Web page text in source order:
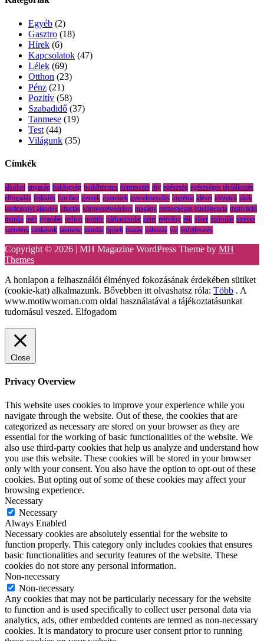
Egyéb (2)
Gasztro (18)
Hírek (6)
Kapcsolatok (47)
Lélek (69)
Otthon (23)
Pénz (21)
Pozitív (58)
Szabadidő (37)
Tanmese (19)
Test (44)
Világunk (35)
Címkék
alkohol anyaság boldogság buddhizmus depresszió diy egészség egészséges táplálkozás
elfogadás fejlődés fun fact gyerek gyerekek gyereknevelés higiénia idézet idézetek játék
karácsonyi ajándék kitartás környezetvédelem magány mesterséges intelligencia motiváció
munka méz nyaralás otthon pozitív párkapcsolat pénz rejtvény rák siker spórolás stressz
szerelem szokások tanmese tanulás tippek utazás változás víz önfejlesztés
Copyright © 2026 | MH Magazine WordPress Theme by MH
Themes
A honlapon a felhasználói élményed fokozásának érdekében sütiket
(cookie-kat) alkalmazunk. Bővebben itt olvashatsz róla: Több . A
www.motiwwoman.com oldal használatával a tájékoztatásunkat
tudomásul veszed. Elfogadom
Close
Privacy Overview
This website uses cookies to improve your experience while you
navigate through the website. Out of these, the cookies that are
categorized as necessary are stored on your browser as they are
essential for the working of basic functionalities of the website. We
also use third-party cookies that help us analyze and understand how
you use this website. These cookies will be stored in your browser
only with your consent. You also have the option to opt-out of these
cookies. But opting out of some of these cookies may affect your
browsing experience.
Necessary
Necessary
Always Enabled
Necessary cookies are absolutely essential for the website to
function properly. This category only includes cookies that ensures
basic functionalities and security features of the website. These
cookies do not store any personal information.
Non-necessary
Non-necessary
Any cookies that may not be particularly necessary for the website
to function and is used specifically to collect user personal data via
analytics, ads, other embedded contents are termed as non-necessary
cookies. It is mandatory to procure user consent prior to running